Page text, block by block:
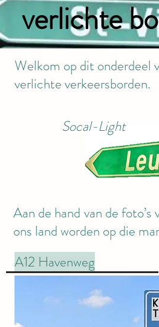
verlichte
Welkom op dit onderdeel
verlichte verkeersborden.
Socal-Light
Aan de hand van de
ons land worden op die
A12 Havenweg